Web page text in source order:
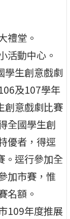
禮堂。
活動中心。
學生創意戲劇
及107學年
創意戲劇比賽
全國學生創
優者，得逕
。逕行參加全
加市賽，惟
名額。
109年度推展